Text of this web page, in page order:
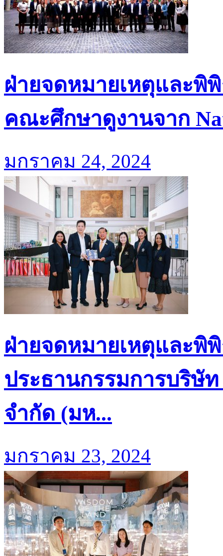
ฝ่ายจดหมายเหตุและ
คณะศึกษาดูงานจาก
มกราคม 24, 2024
ฝ่ายจดหมายเหตุและ
ประธานกรรมการบริษัท
จำกัด (มห...
มกราคม 23, 2024